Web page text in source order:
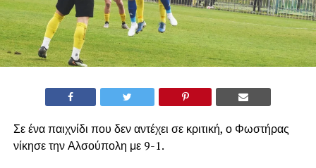
Σε ένα παιχνίδι που δεν αντέχει σε κριτική, ο Φωστήρας
νίκησε την Αλσούπολη με 9-1.